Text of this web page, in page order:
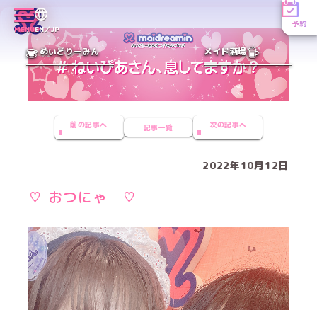
MENUEN／JP
予約
めいどりーみん メイド酒場
前の記事へ 記事一覧 次の記事へ
2022年10月12日
♡ おつにゃ ♡